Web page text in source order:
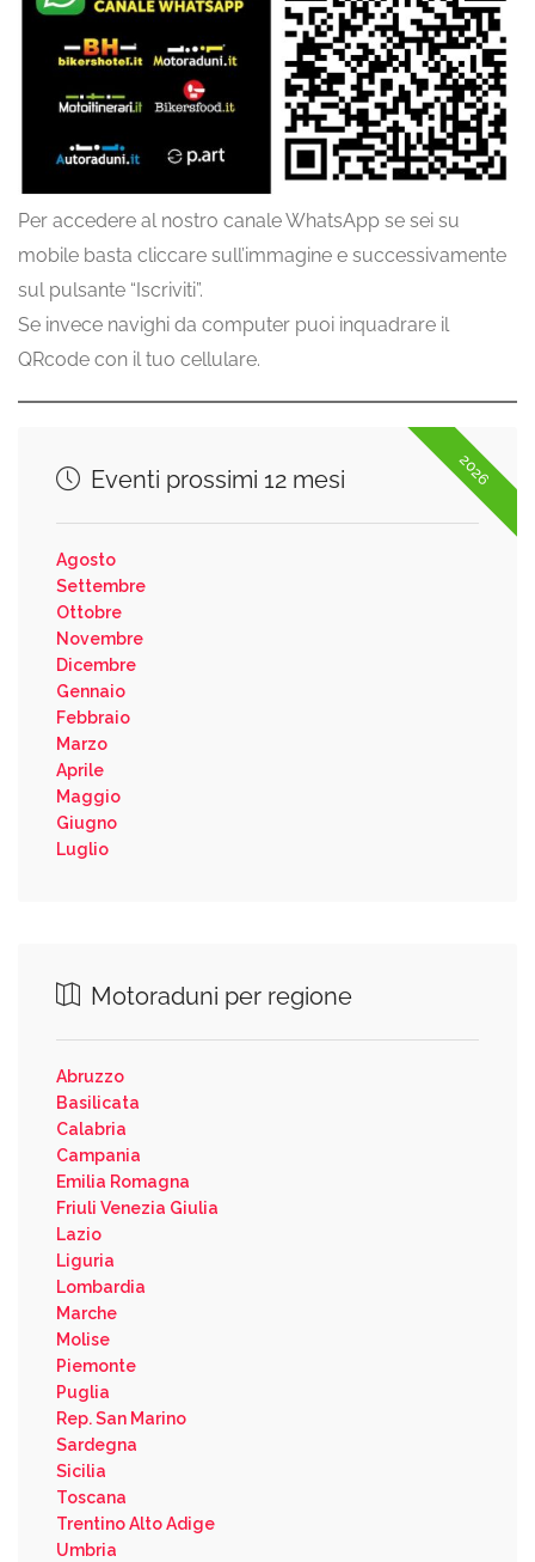
Per accedere al nostro canale WhatsApp se sei su
mobile basta cliccare sull’immagine e successivamente
sul pulsante “Iscriviti”.
Se invece navighi da computer puoi inquadrare il
QRcode con il tuo cellulare.
2026
Eventi prossimi 12 mesi
Agosto
Settembre
Ottobre
Novembre
Dicembre
Gennaio
Febbraio
Marzo
Aprile
Maggio
Giugno
Luglio
Motoraduni per regione
Abruzzo
Basilicata
Calabria
Campania
Emilia Romagna
Friuli Venezia Giulia
Lazio
Liguria
Lombardia
Marche
Molise
Piemonte
Puglia
Rep. San Marino
Sardegna
Sicilia
Toscana
Trentino Alto Adige
Umbria